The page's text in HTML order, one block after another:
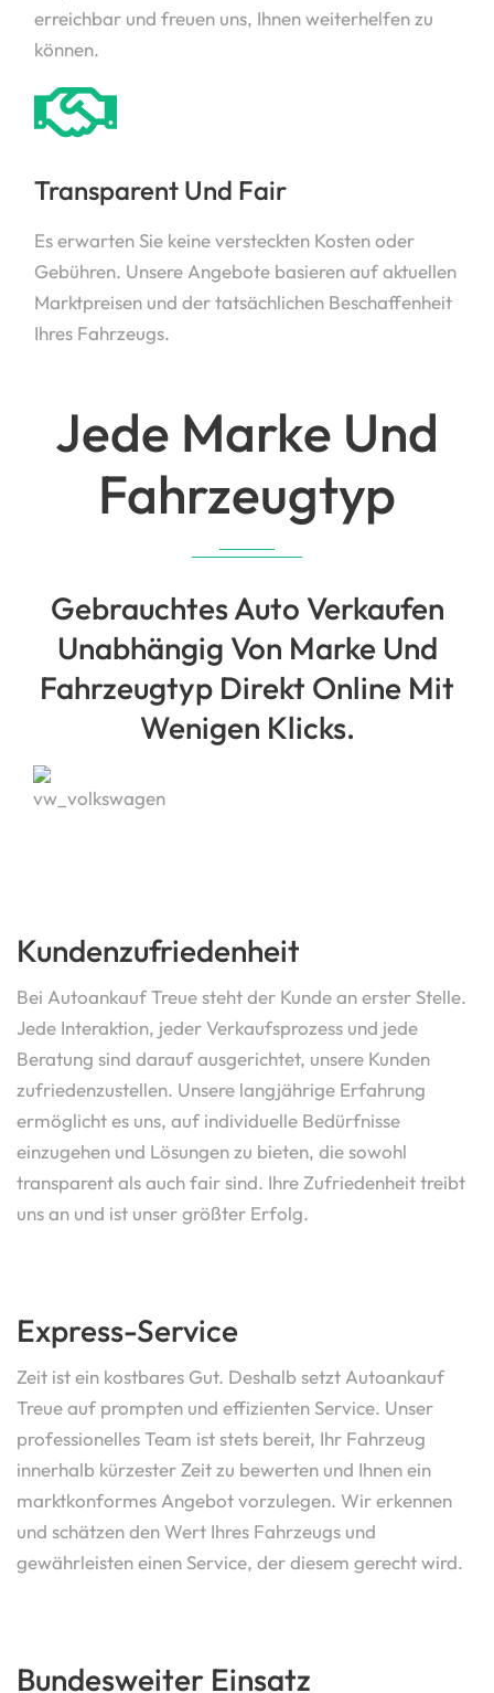
erreichbar und freuen uns, Ihnen weiterhelfen zu
können.
Transparent Und Fair
Es erwarten Sie keine versteckten Kosten oder
Gebühren. Unsere Angebote basieren auf aktuellen
Marktpreisen und der tatsächlichen Beschaffenheit
Ihres Fahrzeugs.
Jede Marke Und
Fahrzeugtyp
Gebrauchtes Auto Verkaufen
Unabhängig Von Marke Und
Fahrzeugtyp Direkt Online Mit
Wenigen Klicks.
Kundenzufriedenheit
Bei Autoankauf Treue steht der Kunde an erster Stelle.
Jede Interaktion, jeder Verkaufsprozess und jede
Beratung sind darauf ausgerichtet, unsere Kunden
zufriedenzustellen. Unsere langjährige Erfahrung
ermöglicht es uns, auf individuelle Bedürfnisse
einzugehen und Lösungen zu bieten, die sowohl
transparent als auch fair sind. Ihre Zufriedenheit treibt
uns an und ist unser größter Erfolg.
Express-Service
Zeit ist ein kostbares Gut. Deshalb setzt Autoankauf
Treue auf prompten und effizienten Service. Unser
professionelles Team ist stets bereit, Ihr Fahrzeug
innerhalb kürzester Zeit zu bewerten und Ihnen ein
marktkonformes Angebot vorzulegen. Wir erkennen
und schätzen den Wert Ihres Fahrzeugs und
gewährleisten einen Service, der diesem gerecht wird.
Bundesweiter Einsatz